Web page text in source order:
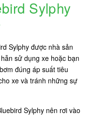
Sylphy
Sylphy được nhà sản
sử dụng xe hoặc bạn
đúng áp suất tiêu
xe và tránh những sự
Sylphy nên rơi vào